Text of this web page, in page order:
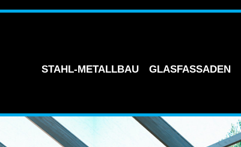
STAHL-METALLBAU GLASFASSADEN